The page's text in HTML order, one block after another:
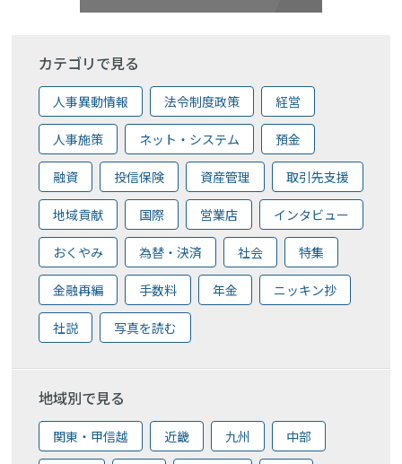
カテゴリで見る
人事異動情報 法令制度政策 経営
人事施策 ネット・システム 預金
融資 投信保険 資産管理 取引先支援
地域貢献 国際 営業店 インタビュー
おくやみ 為替・決済 社会 特集
金融再編 手数料 年金 ニッキン抄
社説 写真を読む
地域別で見る
関東・甲信越 近畿 九州 中部